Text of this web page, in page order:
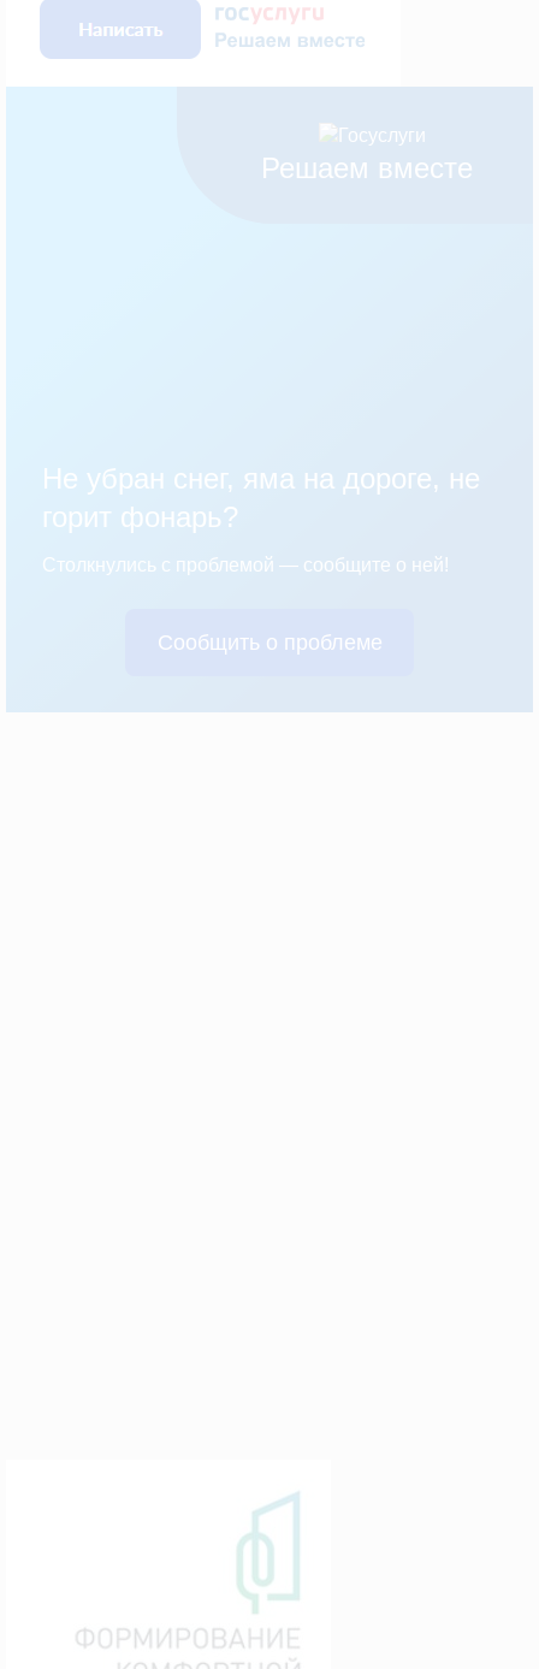
Решаем вместе
Не убран снег, яма на дороге, не
горит фонарь?
Столкнулись с проблемой — сообщите о ней!
Сообщить о проблеме